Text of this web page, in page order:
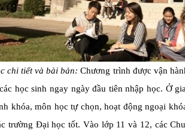
chi tiết và bài bản:Chương trình được vận
học sinh ngay ngày đầu tiên nhập học. Ở
khóa, môn học tự chọn, hoạt động ngoại
trường Đại học tốt. Vào lớp 11 và 12, các